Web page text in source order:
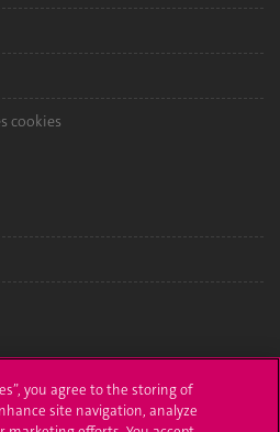
cookies
you agree to the storing of
site navigation, analyze